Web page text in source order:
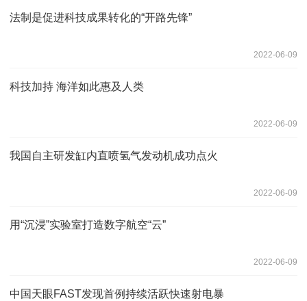
法制是促进科技成果转化的“开路先锋”
2022-06-09
科技加持 海洋如此惠及人类
2022-06-09
我国自主研发缸内直喷氢气发动机成功点火
2022-06-09
用“沉浸”实验室打造数字航空“云”
2022-06-09
中国天眼FAST发现首例持续活跃快速射电暴